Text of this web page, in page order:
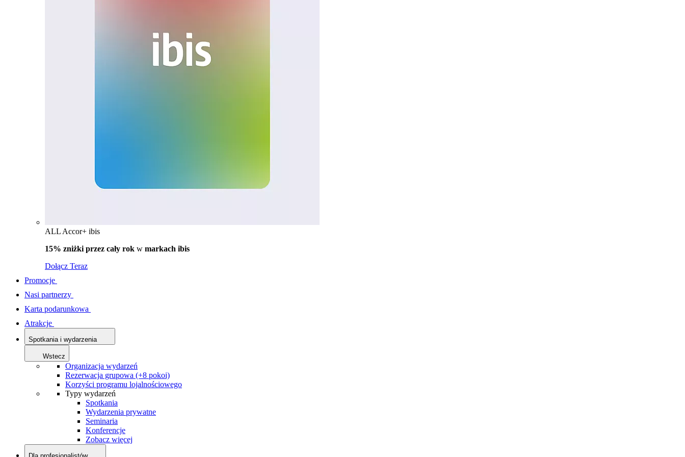
ALL Accor+ ibis
15% zniżki przez cały rok w markach ibis
Dołącz Teraz
Promocje
Nasi partnerzy
Karta podarunkowa
Atrakcje
Spotkania i wydarzenia
Wstecz
Organizacja wydarzeń
Rezerwacja grupowa (+8 pokoi)
Korzyści programu lojalnościowego
Typy wydarzeń
Spotkania
Wydarzenia prywatne
Seminaria
Konferencje
Zobacz więcej